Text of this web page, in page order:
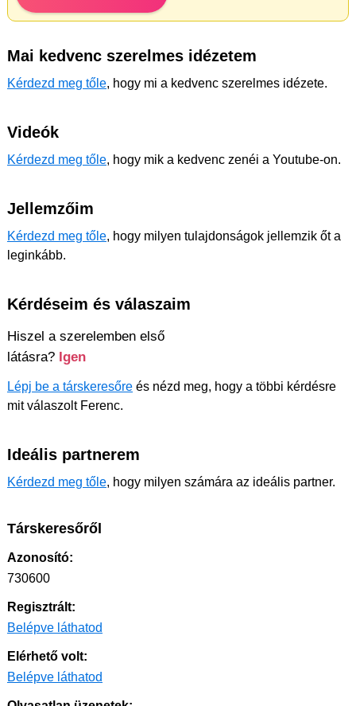
Mai kedvenc szerelmes idézetem
Kérdezd meg tőle, hogy mi a kedvenc szerelmes idézete.
Videók
Kérdezd meg tőle, hogy mik a kedvenc zenéi a Youtube-on.
Jellemzőim
Kérdezd meg tőle, hogy milyen tulajdonságok jellemzik őt a
leginkább.
Kérdéseim és válaszaim
Hiszel a szerelemben első
látásra? Igen
Lépj be a társkeresőre és nézd meg, hogy a többi kérdésre
mit válaszolt Ferenc.
Ideális partnerem
Kérdezd meg tőle, hogy milyen számára az ideális partner.
Társkeresőről
Azonosító:
730600
Regisztrált:
Belépve láthatod
Elérhető volt:
Belépve láthatod